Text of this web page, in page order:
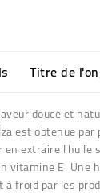
Titre de
douce et
est obtenue
extraire l'huile
vitamine E. Une
froid par les